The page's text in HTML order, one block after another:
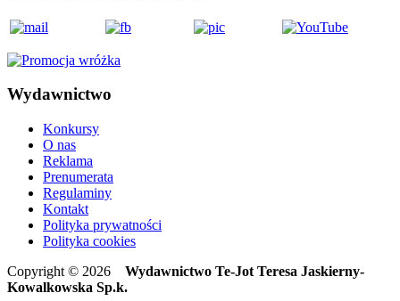
Wydawnictwo
Konkursy
O nas
Reklama
Prenumerata
Regulaminy
Kontakt
Polityka prywatności
Polityka cookies
Copyright © 2026 Wydawnictwo Te-Jot Teresa Jaskierny-
Kowalkowska Sp.k.